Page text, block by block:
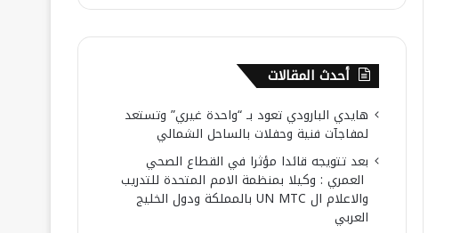
أحدث المقالات
هايدي البارودي تعود بـ “واحدة غيري” وتستعد
لمفاجآت فنية وحفلات بالساحل الشمالي
بعد تتويجه قائدا مؤثرا في القطاع الصحي
العمري : وكيلا بمنظمة الامم المتحدة للتدريب
والاعلام ال UN MTC بالمملكة ودول الخليج
العربي